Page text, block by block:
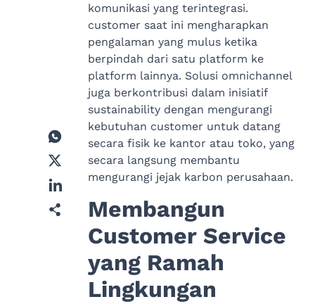
komunikasi yang terintegrasi.
customer saat ini mengharapkan
pengalaman yang mulus ketika
berpindah dari satu platform ke
platform lainnya. Solusi omnichannel
juga berkontribusi dalam inisiatif
sustainability dengan mengurangi
kebutuhan customer untuk datang
secara fisik ke kantor atau toko, yang
secara langsung membantu
mengurangi jejak karbon perusahaan.
Membangun
Customer Service
yang Ramah
Lingkungan